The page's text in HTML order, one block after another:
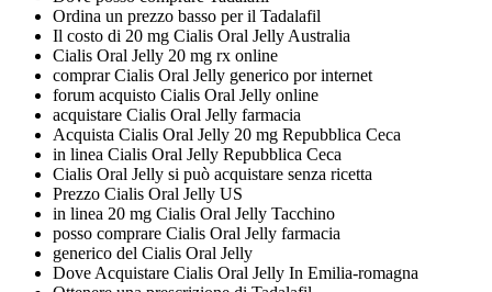
Ordina un prezzo basso per il Tadalafil
Il costo di 20 mg Cialis Oral Jelly Australia
Cialis Oral Jelly 20 mg rx online
comprar Cialis Oral Jelly generico por internet
forum acquisto Cialis Oral Jelly online
acquistare Cialis Oral Jelly farmacia
Acquista Cialis Oral Jelly 20 mg Repubblica Ceca
in linea Cialis Oral Jelly Repubblica Ceca
Cialis Oral Jelly si può acquistare senza ricetta
Prezzo Cialis Oral Jelly US
in linea 20 mg Cialis Oral Jelly Tacchino
posso comprare Cialis Oral Jelly farmacia
generico del Cialis Oral Jelly
Dove Acquistare Cialis Oral Jelly In Emilia-romagna